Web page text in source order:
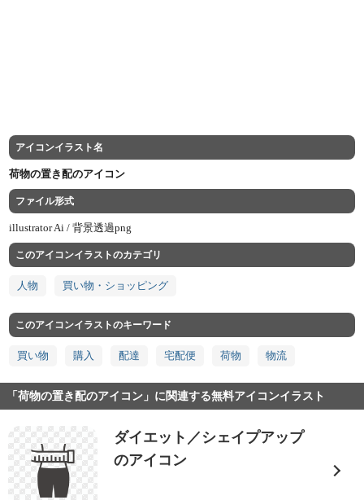
アイコンイラスト名
荷物の置き配のアイコン
ファイル形式
illustrator Ai /背景透過png
このアイコンイラストのカテゴリ
人物 買い物・ショッピング
このアイコンイラストのキーワード
買い物 購入 配達 宅配便 荷物 物流
「荷物の置き配のアイコン」に関連する無料アイコンイラスト
ダイエット／シェイプアップ
のアイコン